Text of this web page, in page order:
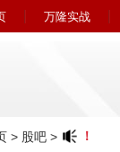
万隆实战
> 股吧 >
的欺诈行为！